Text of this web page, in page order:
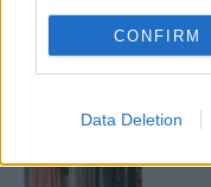
CONFIRM
Data Deletion